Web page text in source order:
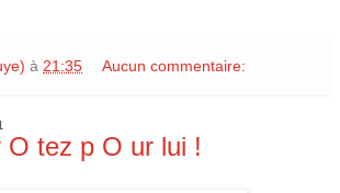
à 21:35 Aucun commentaire:
O tez p O ur lui !